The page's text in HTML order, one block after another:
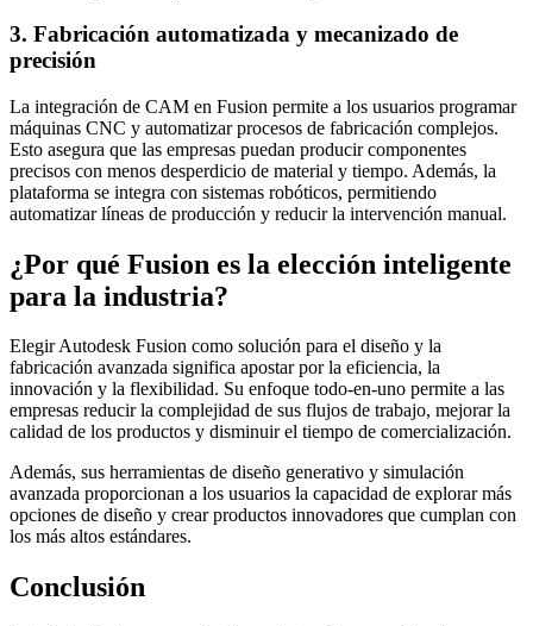
3. Fabricación automatizada y mecanizado de
precisión
La integración de CAM en Fusion permite a los usuarios programar
máquinas CNC y automatizar procesos de fabricación complejos.
Esto asegura que las empresas puedan producir componentes
precisos con menos desperdicio de material y tiempo. Además, la
plataforma se integra con sistemas robóticos, permitiendo
automatizar líneas de producción y reducir la intervención manual.
¿Por qué Fusion es la elección inteligente
para la industria?
Elegir Autodesk Fusion como solución para el diseño y la
fabricación avanzada significa apostar por la eficiencia, la
innovación y la flexibilidad. Su enfoque todo-en-uno permite a las
empresas reducir la complejidad de sus flujos de trabajo, mejorar la
calidad de los productos y disminuir el tiempo de comercialización.
Además, sus herramientas de diseño generativo y simulación
avanzada proporcionan a los usuarios la capacidad de explorar más
opciones de diseño y crear productos innovadores que cumplan con
los más altos estándares.
Conclusión